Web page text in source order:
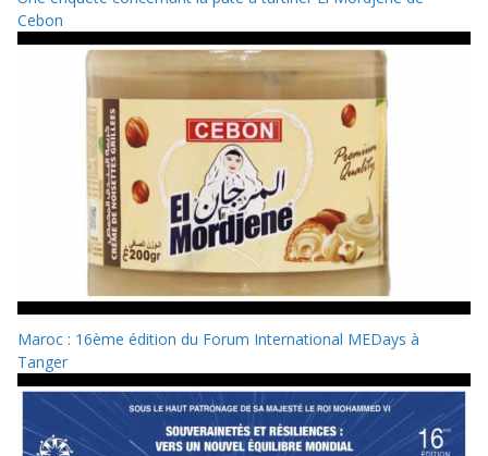
Cebon
Maroc : 16ème édition du Forum International MEDays à
Tanger